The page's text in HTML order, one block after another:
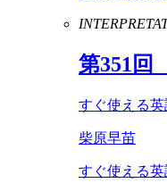
第351 回
すぐ使える英
柴原早苗
すぐ使える英